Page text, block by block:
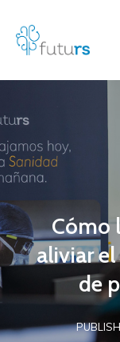
Cómo
aliviar
de